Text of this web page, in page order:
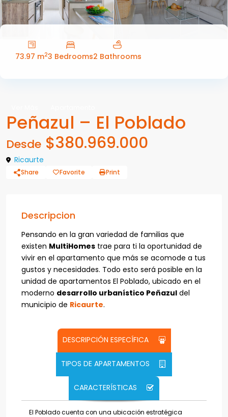
73.97 m23 Bedrooms2 Bathrooms
Peñazul – El Poblado
Desde $380.969.000
Ricaurte
Share Favorite Print
Descripcion
Pensando en la gran variedad de familias que
existen MultiHomes trae para ti la oportunidad de
vivir en el apartamento que más se acomode a tus
gustos y necesidades. Todo esto será posible en la
unidad de apartamentos El Poblado, ubicado en el
moderno desarrollo urbanístico Peñazul del
municipio de Ricaurte.
DESCRIPCIÓN ESPECÍFICA
TIPOS DE APARTAMENTOS
CARACTERÍSTICAS
El Poblado cuenta con una ubicación estratégica